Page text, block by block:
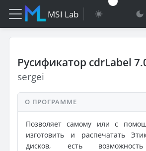
MSI Lab
Русификатор cdrLabel
sergei
О ПРОГРАММЕ
Позволяет самому или с
изготовить и распечатать
дисков, есть